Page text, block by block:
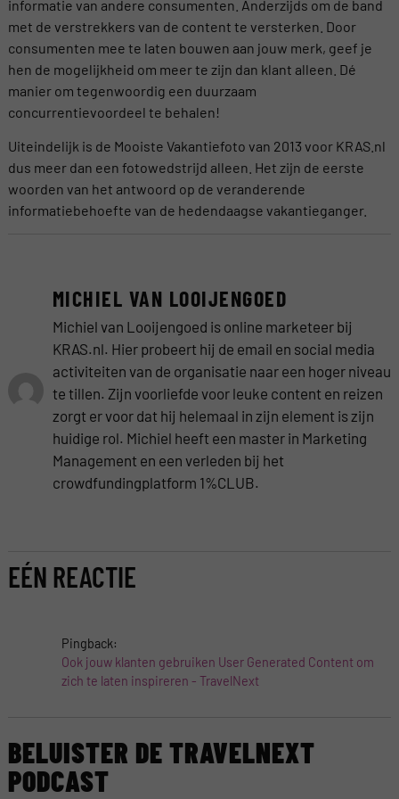
informatie van andere consumenten. Anderzijds om de band
met de verstrekkers van de content te versterken. Door
consumenten mee te laten bouwen aan jouw merk, geef je
hen de mogelijkheid om meer te zijn dan klant alleen. Dé
manier om tegenwoordig een duurzaam
concurrentievoordeel te behalen!
Uiteindelijk is de Mooiste Vakantiefoto van 2013 voor KRAS.nl
dus meer dan een fotowedstrijd alleen. Het zijn de eerste
woorden van het antwoord op de veranderende
informatiebehoefte van de hedendaagse vakantieganger.
MICHIEL VAN LOOIJENGOED
Michiel van Looijengoed is online marketeer bij
KRAS.nl. Hier probeert hij de email en social media
activiteiten van de organisatie naar een hoger niveau
te tillen. Zijn voorliefde voor leuke content en reizen
zorgt er voor dat hij helemaal in zijn element is zijn
huidige rol. Michiel heeft een master in Marketing
Management en een verleden bij het
crowdfundingplatform 1%CLUB.
EÉN REACTIE
Pingback:
Ook jouw klanten gebruiken User Generated Content om
zich te laten inspireren - TravelNext
BELUISTER DE TRAVELNEXT
PODCAST